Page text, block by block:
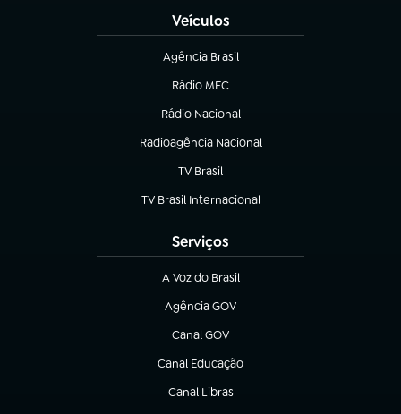
Veículos
Agência Brasil
(abre em nova aba)
Rádio MEC
(abre em nova aba)
Rádio Nacional
Radioagência Nacional
(abre em nova aba)
TV Brasil
(abre em nova aba)
TV Brasil Internacional
(abre em nova aba)
Serviços
A Voz do Brasil
(abre em nova aba)
Agência GOV
(abre em nova aba)
Canal GOV
(abre em nova aba)
Canal Educação
(abre em nova aba)
Canal Libras
(abre em nova aba)